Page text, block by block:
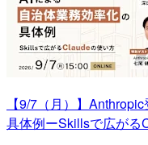
【9/7（月）】
具体例ーSkillsで広がる